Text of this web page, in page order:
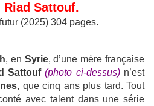
Riad Sattouf.
(2025) 304 pages.
, en Syrie, d’une mère française
Sattouf(photo ci-dessus)n’est
, que cinq ans plus tard. Tout
avec talent dans une série